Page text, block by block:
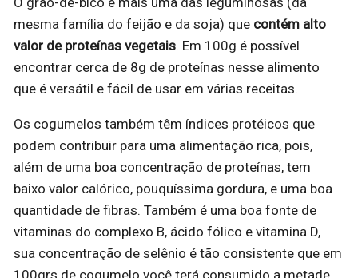
mesma família do feijão e da soja) que contém alto
valor de proteínas vegetais. Em 100g é possível
encontrar cerca de 8g de proteínas nesse alimento
que é versátil e fácil de usar em várias receitas.
Os cogumelos também têm índices protéicos que
podem contribuir para uma alimentação rica, pois,
além de uma boa concentração de proteínas, tem
baixo valor calórico, pouquíssima gordura, e uma boa
quantidade de fibras. Também é uma boa fonte de
vitaminas do complexo B, ácido fólico e vitamina D,
sua concentração de selênio é tão consistente que em
100grs de cogumelo você terá consumido a metade